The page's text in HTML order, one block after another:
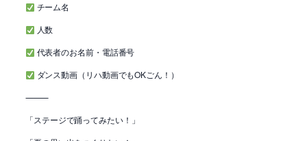
チーム名
人数
代表者のお名前・電話番号
ダンス動画（リハ動画でもOKごん！）
⸻
「ステージで踊ってみたい！」